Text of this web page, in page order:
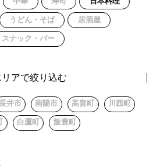
うどん・そば 居酒屋
スナック・バー
リアで絞り込む
井市 南陽市 高畠町 川西町
白鷹町 飯豊町